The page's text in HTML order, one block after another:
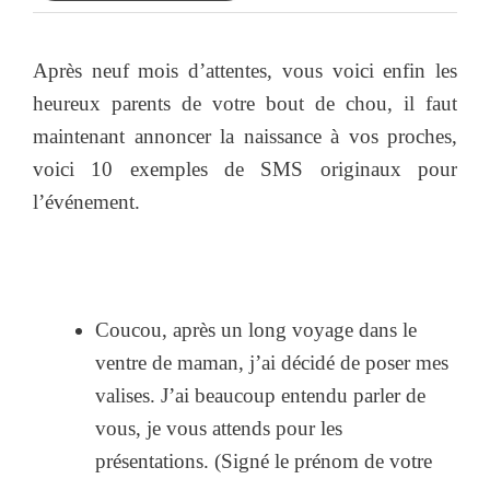
Après neuf mois d’attentes, vous voici enfin les
heureux parents de votre bout de chou, il faut
maintenant annoncer la naissance à vos proches,
voici 10 exemples de SMS originaux pour
l’événement.
Coucou, après un long voyage dans le
ventre de maman, j’ai décidé de poser mes
valises. J’ai beaucoup entendu parler de
vous, je vous attends pour les
présentations. (Signé le prénom de votre